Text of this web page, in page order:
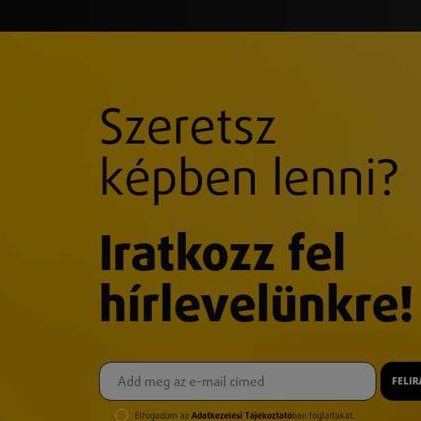
Szeretsz
képben lenni?
Iratkozz fel
hírlevelünkre!
Elfogadom az Adatkezelési Tájékoztatóban foglaltakat.